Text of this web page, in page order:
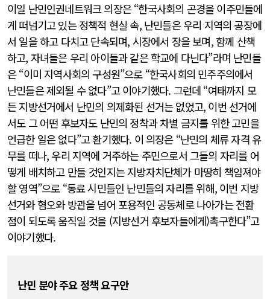
이일 난민인권네트워크 의장은 “한국사회의 곤경을 이주민들에
게 떠넘기고 있는 정책적 현실 속, 난민들은 우리 지역의 공장에
서 일을 하고 다치고 단속되며, 시장에서 장을 보며, 함께 산책
하고, 자녀들은 우리 아이들과 같은 학교에 다닌다”라며 난민들
은 “이미 지역사회의 구성원”으로 “한국사회의 민주주의에서
난민들은 제외될 수 없다”고 이야기했다. 그런데 “여태까지 모
든 지방선거에서 난민의 의제화된 선거는 없었고, 이번 선거에
서도 그 어떤 후보자도 난민의 정착과 차별 금지를 위한 고민을
언급한 일은 없다”고 환기했다. 이 의장은 “난민의 체류 자격 유
무를 떠나, 우리 지역에 거주하는 주민으로서 그들의 자리를 어
떻게 배치하고 만들 것인지는 지방자치단체가 마땅히 책임져야
할 영역”으로 “동료 시민들인 난민들의 자리를 위해, 이번 지방
선거와 혐오와 방관을 넘어 포용적인 공동체로 나아가는 전환
점이 되도록 움직일 것을 (지방선거 후보자들에게)촉구한다”고
이야기했다.
난민 분야 주요 정책 요구안